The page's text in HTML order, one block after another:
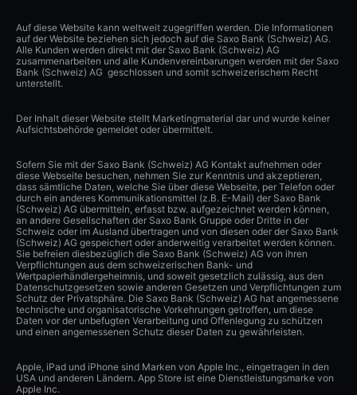
Auf diese Website kann weltweit zugegriffen werden. Die Informationen
auf der Website beziehen sich jedoch auf die Saxo Bank (Schweiz) AG.
Alle Kunden werden direkt mit der Saxo Bank (Schweiz) AG
zusammenarbeiten und alle Kundenvereinbarungen werden mit der Saxo
Bank (Schweiz) AG geschlossen und somit schweizerischem Recht
unterstellt.
Der Inhalt dieser Website stellt Marketingmaterial dar und wurde keiner
Aufsichtsbehörde gemeldet oder übermittelt.
Sofern Sie mit der Saxo Bank (Schweiz) AG Kontakt aufnehmen oder
diese Webseite besuchen, nehmen Sie zur Kenntnis und akzeptieren,
dass sämtliche Daten, welche Sie über diese Webseite, per Telefon oder
durch ein anderes Kommunikationsmittel (z.B. E-Mail) der Saxo Bank
(Schweiz) AG übermitteln, erfasst bzw. aufgezeichnet werden können,
an andere Gesellschaften der Saxo Bank Gruppe oder Dritte in der
Schweiz oder im Ausland übertragen und von diesen oder der Saxo Bank
(Schweiz) AG gespeichert oder anderweitig verarbeitet werden können.
Sie befreien diesbezüglich die Saxo Bank (Schweiz) AG von ihren
Verpflichtungen aus dem schweizerischen Bank- und
Wertpapierhändlergeheimnis, und soweit gesetzlich zulässig, aus den
Datenschutzgesetzen sowie anderen Gesetzen und Verpflichtungen zum
Schutz der Privatsphäre. Die Saxo Bank (Schweiz) AG hat angemessene
technische und organisatorische Vorkehrungen getroffen, um diese
Daten vor der unbefugten Verarbeitung und Offenlegung zu schützen
und einen angemessenen Schutz dieser Daten zu gewährleisten.
Apple, iPad und iPhone sind Marken von Apple Inc., eingetragen in den
USA und anderen Ländern. App Store ist eine Dienstleistungsmarke von
Apple Inc.